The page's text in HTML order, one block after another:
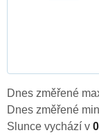
Dnes změřené
Dnes změřené
Slunce vychází v